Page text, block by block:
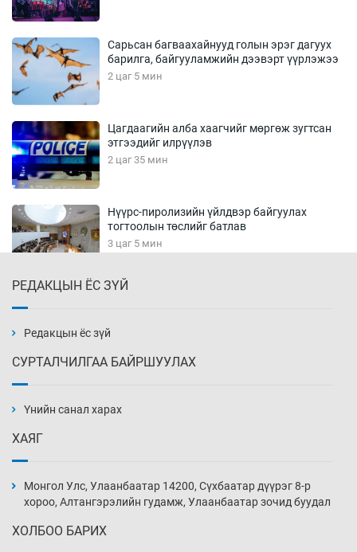
Сарьсан багваахайнууд голын эрэг дагуух
барилга, байгууламжийн дээвэрт үүрлэжээ
2 цаг 5 мин
Цагдаагийн алба хаагчийг мөргөж зугтсан
этгээдийг илрүүлэв
2 цаг 35 мин
Нүүрс-пиролизийн үйлдвэр байгуулах
тогтоолын төслийг батлав
3 цаг 5 мин
3 цаг 20 мин
3 цаг 35 мин
4 цаг 5 мин
РЕДАКЦЫН ЁС ЗҮЙ
Редакцын ёс зүй
СУРТАЛЧИЛГАА БАЙРШУУЛАХ
Үнийн санал харах
ХАЯГ
Монгол Улс, Улаанбаатар 14200, Сүхбаатар дүүрэг 8-р
хороо, Алтангэрэлийн гудамж, Улаанбаатар зочид буудал
ХОЛБОО БАРИХ